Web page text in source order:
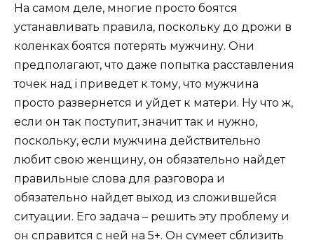
На самом деле, многие просто боятся
устанавливать правила, поскольку до дрожи в
коленках боятся потерять мужчину. Они
предполагают, что даже попытка расставления
точек над i приведет к тому, что мужчина
просто развернется и уйдет к матери. Ну что ж,
если он так поступит, значит так и нужно,
поскольку, если мужчина действительно
любит свою женщину, он обязательно найдет
правильные слова для разговора и
обязательно найдет выход из сложившейся
ситуации. Его задача – решить эту проблему и
он справится с ней на 5+. Он сумеет сблизить